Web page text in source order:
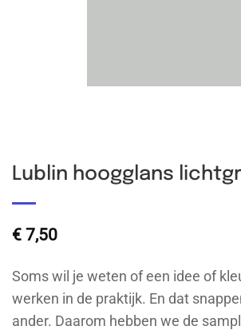
Lublin hoogglans
€ 7,50
Soms wil je weten of een idee of
werken in de praktijk. En dat
ander. Daarom hebben we de